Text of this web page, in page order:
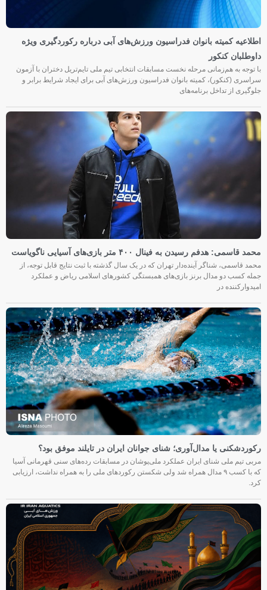
اطلاعیه کمیته بانوان فدراسیون ورزش‌های آبی درباره رکوردگیری ویژه
داوطلبان کنکور
با توجه به هم‌زمانی مرحله نخست مسابقات انتخابی تیم ملی تایم‌تریل دختران با آزمون
سراسری (کنکور)، کمیته بانوان فدراسیون ورزش‌های آبی برای ایجاد شرایط برابر و
جلوگیری از تداخل برنامه‌های
محمد قاسمی: هدفم رسیدن به فینال ۴۰۰ متر بازی‌های آسیایی ناگویاست
محمد قاسمی، شناگر آینده‌دار تهران که در یک سال گذشته با ثبت نتایج قابل توجه، از
جمله کسب دو مدال برنز بازی‌های همبستگی کشورهای اسلامی ریاض و عملکرد
امیدوارکننده در
رکوردشکنی یا مدال‌آوری؛ شنای جوانان ایران در تایلند موفق بود؟
مربی تیم ملی شنای ایران عملکرد ملی‌پوشان در مسابقات رده‌های سنی قهرمانی آسیا
که با کسب ۹ مدال همراه شد ولی شکستن رکوردهای ملی را به همراه نداشت، ارزیابی
کرد.